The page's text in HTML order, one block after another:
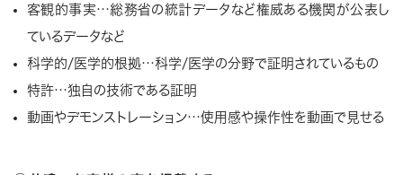
客観的事実…総務省の統計データなど権威ある機関が公表し
ているデータなど
科学的/医学的根拠…科学/医学の分野で証明されているもの
特許…独自の技術である証明
動画やデモンストレーション…使用感や操作性を動画で見せる